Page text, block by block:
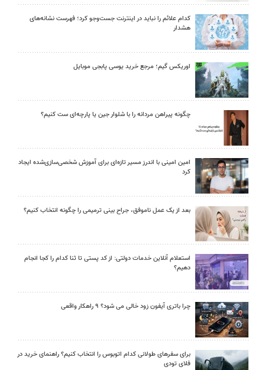
کدام علائم را نباید در اینترنت جست‌وجو کرد؛ فهرست نشانه‌های
هشدار
اوریکس گیم؛ مرجع خرید یوسی پابجی موبایل
چگونه پیراهن مردانه را با شلوار جین یا پارچه‌ای ست کنیم؟
امین امینی با اندرز مسیر تازه‌ای برای آموزش شخصی‌سازی‌شده ایجاد
کرد
بعد از یک عمل ناموفق، جراح بینی ترمیمی را چگونه انتخاب کنیم؟
استعلام آنلاین خدمات دولتی: از کد پستی تا ثنا کدام را کجا انجام
دهیم؟
چرا باتری آیفون زود خالی می شود؟ ۹ راهکار واقعی
برای سفرهای طولانی کدام اتوبوس را انتخاب کنیم؟ راهنمای خرید در
فلای تودی